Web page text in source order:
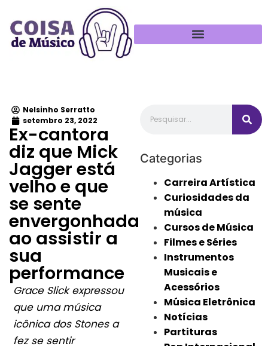
Nelsinho Serratto
setembro 23, 2022
Ex-cantora
diz que Mick
Jagger está
velho e que
se sente
envergonhada
ao assistir a
sua
performance
Grace Slick expressou
que uma música
icônica dos Stones a
fez se sentir
Categorias
Carreira Artística
Curiosidades da
música
Cursos de Música
Filmes e Séries
Instrumentos
Musicais e
Acessórios
Música Eletrônica
Notícias
Partituras